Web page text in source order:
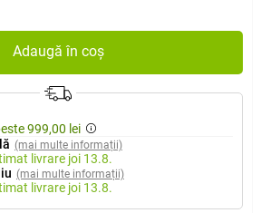
Adaugă în coș
999,00 lei
(mai multe informații)
livrare joi 13.8.
(mai multe informații)
livrare joi 13.8.